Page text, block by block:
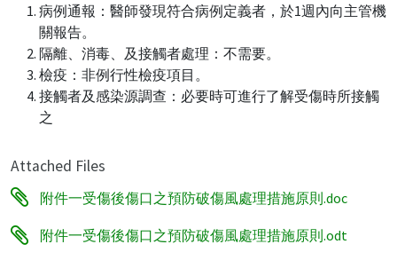
病例通報：醫師發現符合病例定義者，於1週內向主管機
關報告。
隔離、消毒、及接觸者處理：不需要。
檢疫：非例行性檢疫項目。
接觸者及感染源調查：必要時可進行了解受傷時所接觸
之
Attached Files
附件一受傷後傷口之預防破傷風處理措施原則.doc
附件一受傷後傷口之預防破傷風處理措施原則.odt